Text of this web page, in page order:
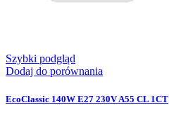
Szybki podgląd
Dodaj do porównania
EcoClassic 140W E27 230V A55 CL 1CT